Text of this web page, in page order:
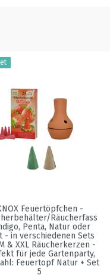
Feuertöpfchen -
Räucherfass
Penta, Natur oder
- in verschiedenen Sets
& XXL Räucherkerzen -
für jede Gartenparty,
Feuertopf Natur + Set
5